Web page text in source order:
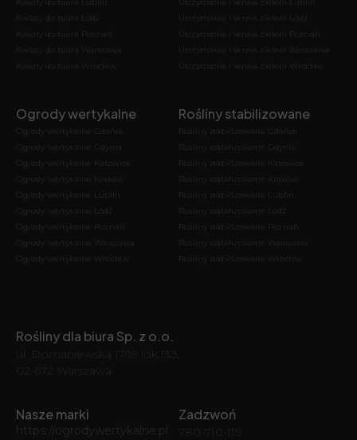
Kwiaty do biura Łódź
Kwiaty do biura Poznań
Kwiaty do biura Warszawa
Kwiaty do biura Wrocław
Utrzymanie i serwis zieleni Łódź
Utrzymanie i serwis zieleni Poznań
Utrzymanie i serwis zieleni Warszawa
Utrzymanie i serwis zieleni Wrocław
Ogrody wertykalne
Ogrody wertykalne Gdańsk
Ogrody wertykalne Gdynia
Ogrody wertykalne Katowice
Ogrody wertykalne Kraków
Ogrody wertykalne Lublin
Ogrody wertykalne Łódź
Ogrody wertykalne Poznań
Ogrody wertykalne Warszawa
Ogrody wertykalne Wrocław
Rośliny stabilizowane
Rośliny stabilizowane Gdańsk
Rośliny stabilizowane Gdynia
Rośliny stabilizowane Katowice
Rośliny stabilizowane Kraków
Rośliny stabilizowane Lublin
Rośliny stabilizowane Łódź
Rośliny stabilizowane Poznań
Rośliny stabilizowane Warszawa
Rośliny stabilizowane Wrocław
Rośliny dla biura Sp. z o.o.
ul. Domaniewska 17/19 lok.133,
02-672 Warszawa
Nasze marki
https://ogrodywertykalne.pl
Zadzwoń
780-710-115